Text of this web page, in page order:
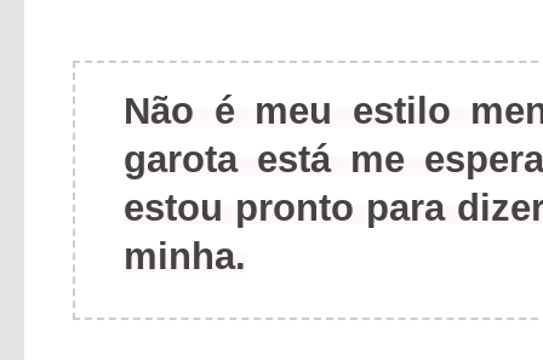
Não é meu estilo
garota está me
estou pronto para
minha.